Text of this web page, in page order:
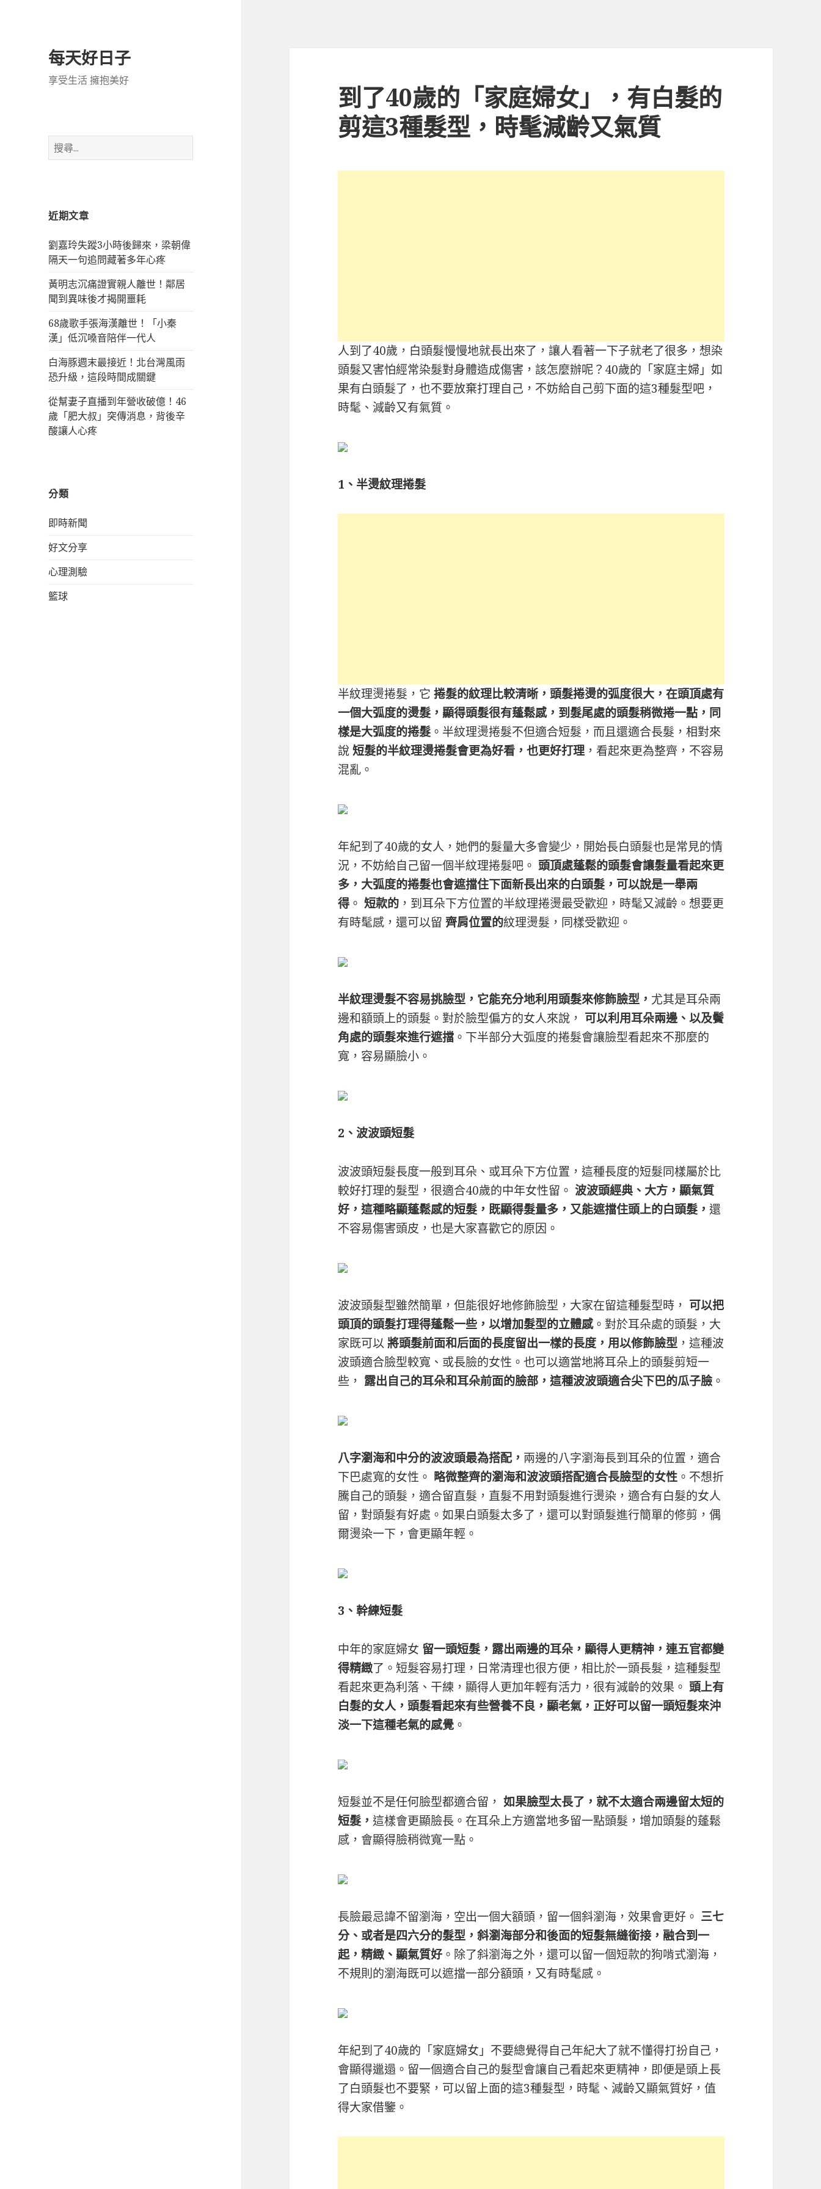
每天好日子
享受生活 擁抱美好
搜
尋
近期文章
劉嘉玲失蹤3小時後歸來，梁朝偉
隔天一句追問藏著多年心疼
黃明志沉痛證實親人離世！鄰居
聞到異味後才揭開噩耗
68歲歌手張海漢離世！「小秦
漢」低沉嗓音陪伴一代人
白海豚週末最接近！北台灣風雨
恐升級，這段時間成關鍵
從幫妻子直播到年營收破億！46
歲「肥大叔」突傳消息，背後辛
酸讓人心疼
分類
即時新聞
好文分享
心理測驗
籃球
到了40歲的「家庭婦女」，有白髮的
剪這3種髮型，時髦減齡又氣質
人到了40歲，白頭髮慢慢地就長出來了，讓人看著一下子就老了很多，想染
頭髮又害怕經常染髮對身體造成傷害，該怎麼辦呢？40歲的「家庭主婦」如
果有白頭髮了，也不要放棄打理自己，不妨給自己剪下面的這3種髮型吧，
時髦、減齡又有氣質。
1、半燙紋理捲髮
半紋理燙捲髮，它捲髮的紋理比較清晰，頭髮捲燙的弧度很大，在頭頂處有
一個大弧度的燙髮，顯得頭髮很有蓬鬆感，到髮尾處的頭髮稍微捲一點，同
樣是大弧度的捲髮 。半紋理燙捲髮不但適合短髮，而且還適合長髮，相對來
說短髮的半紋理燙捲髮會更為好看，也更好打理，看起來更為整齊，不容易
混亂。
年紀到了40歲的女人，她們的髮量大多會變少，開始長白頭髮也是常見的情
況，不妨給自己留一個半紋理捲髮吧。頭頂處蓬鬆的頭髮會讓髮量看起來更
多，大弧度的捲髮也會遮擋住下面新長出來的白頭髮，可以說是一舉兩
得 。短款的 ，到耳朵下方位置的半紋理捲燙最受歡迎，時髦又減齡。想要更
有時髦感，還可以留齊肩位置的紋理燙髮，同樣受歡迎。
半紋理燙髮不容易挑臉型，它能充分地利用頭髮來修飾臉型， 尤其是耳朵兩
邊和額頭上的頭髮。對於臉型偏方的女人來說， 可以利用耳朵兩邊、以及鬢
角處的頭髮來進行遮擋 。下半部分大弧度的捲髮會讓臉型看起來不那麼的
寬，容易顯臉小。
2、波波頭短髮
波波頭短髮長度一般到耳朵、或耳朵下方位置，這種長度的短髮同樣屬於比
較好打理的髮型，很適合40歲的中年女性留。波波頭經典、大方，顯氣質
好，這種略顯蓬鬆感的短髮，既顯得髮量多，又能遮擋住頭上的白頭髮，還
不容易傷害頭皮，也是大家喜歡它的原因。
波波頭髮型雖然簡單，但能很好地修飾臉型，大家在留這種髮型時， 可以把
頭頂的頭髮打理得蓬鬆一些，以增加髮型的立體感。對於耳朵處的頭髮，大
家既可以將頭髮前面和后面的長度留出一樣的長度，用以修飾臉型 ，這種波
波頭適合臉型較寬、或長臉的女性。也可以適當地將耳朵上的頭髮剪短一
些， 露出自己的耳朵和耳朵前面的臉部，這種波波頭適合尖下巴的瓜子臉 。
八字瀏海和中分的波波頭最為搭配， 兩邊的八字瀏海長到耳朵的位置，適合
下巴處寬的女性。 略微整齊的瀏海和波波頭搭配適合長臉型的女性 。不想折
騰自己的頭髮，適合留直髮，直髮不用對頭髮進行燙染，適合有白髮的女人
留，對頭髮有好處。如果白頭髮太多了，還可以對頭髮進行簡單的修剪，偶
爾燙染一下，會更顯年輕。
3、幹練短髮
中年的家庭婦女 留一頭短髮，露出兩邊的耳朵，顯得人更精神，連五官都變
得精緻了。短髮容易打理，日常清理也很方便，相比於一頭長髮，這種髮型
看起來更為利落、干練，顯得人更加年輕有活力，很有減齡的效果。頭上有
白髮的女人，頭髮看起來有些營養不良，顯老氣，正好可以留一頭短髮來沖
淡一下這種老氣的感覺 。
短髮並不是任何臉型都適合留，如果臉型太長了，就不太適合兩邊留太短的
短髮，這樣會更顯臉長。在耳朵上方適當地多留一點頭髮，增加頭髮的蓬鬆
感，會顯得臉稍微寬一點。
長臉最忌諱不留瀏海，空出一個大額頭，留一個斜瀏海，效果會更好。 三七
分、或者是四六分的髮型，斜瀏海部分和後面的短髮無縫銜接，融合到一
起，精緻、顯氣質好 。除了斜瀏海之外，還可以留一個短款的狗啃式瀏海，
不規則的瀏海既可以遮擋一部分額頭，又有時髦感。
年紀到了40歲的「家庭婦女」不要總覺得自己年紀大了就不懂得打扮自己，
會顯得邋遢。留一個適合自己的髮型會讓自己看起來更精神，即便是頭上長
了白頭髮也不要緊，可以留上面的這3種髮型，時髦、減齡又顯氣質好，值
得大家借鑒。